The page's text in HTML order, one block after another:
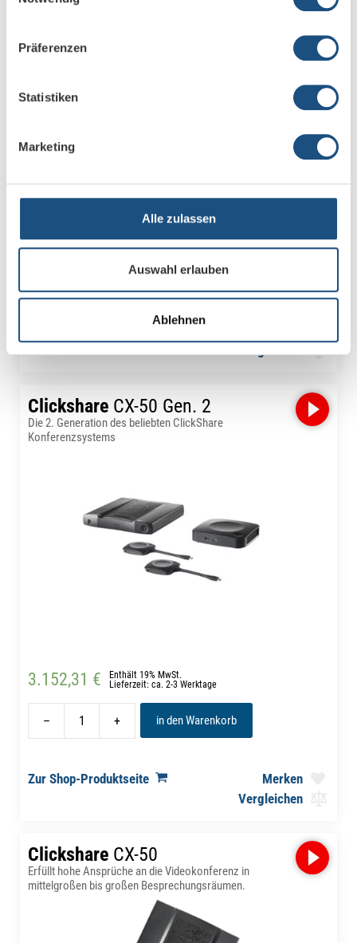
Präferenzen
Statistiken
Marketing
Alle zulassen
Auswahl erlauben
Ablehnen
Enthält 19% MwSt.
in den Warenkorb
Vergleichen
Clickshare CX-50 Gen. 2
Die 2. Generation des beliebten ClickShare
Konferenzsystems
3.152,31 €
Enthält 19% MwSt.
Lieferzeit: ca. 2-3 Werktage
– + in den Warenkorb
Zur Shop-Produktseite
Merken
Vergleichen
Clickshare CX-50
Erfüllt hohe Ansprüche an die Videokonferenz in
mittelgroßen bis großen Besprechungsräumen.